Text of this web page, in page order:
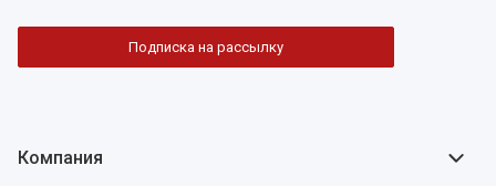
Подписка на рассылку
Компания